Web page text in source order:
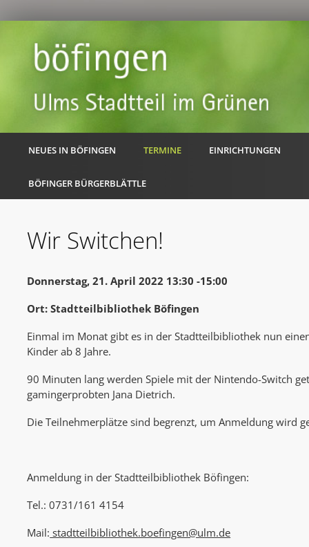
NEUES IN BÖFINGEN TERMINE EINRICHTUNGEN
BÖFINGER BÜRGERBLÄTTLE
Wir Switchen!
Donnerstag, 21. April 2022 13:30 -15:00
Ort: Stadtteilbibliothek Böfingen
Einmal im Monat gibt es in der Stadtteilbibliothek nun
Kinder ab 8 Jahre.
90 Minuten lang werden Spiele mit der Nintendo-Switch
gamingerprobten Jana Dietrich.
Die Teilnehmerplätze sind begrenzt, um Anmeldung wird
Anmeldung in der Stadtteilbibliothek Böfingen:
Tel.: 0731/161 4154
Mail: stadtteilbibliothek.boefingen@ulm.de